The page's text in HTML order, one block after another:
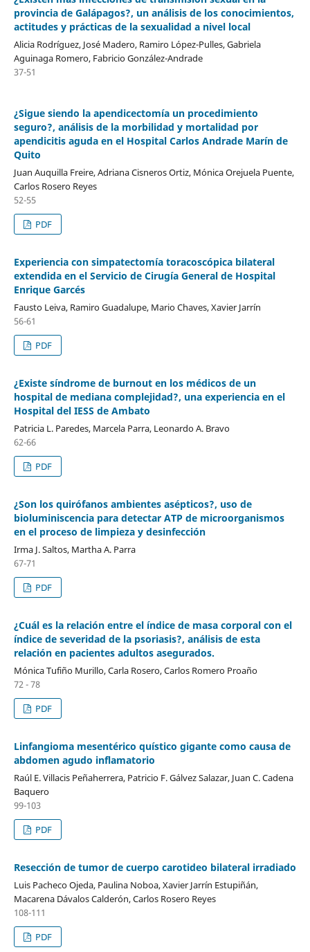
provincia de Galápagos?, un análisis de los conocimientos,
actitudes y prácticas de la sexualidad a nivel local
Alicia Rodríguez, José Madero, Ramiro López-Pulles, Gabriela
Aguinaga Romero, Fabricio González-Andrade
37-51
¿Sigue siendo la apendicectomía un procedimiento
seguro?, análisis de la morbilidad y mortalidad por
apendicitis aguda en el Hospital Carlos Andrade Marín de
Quito
Juan Auquilla Freire, Adriana Cisneros Ortiz, Mónica Orejuela Puente,
Carlos Rosero Reyes
52-55
PDF
Experiencia con simpatectomía toracoscópica bilateral
extendida en el Servicio de Cirugía General de Hospital
Enrique Garcés
Fausto Leiva, Ramiro Guadalupe, Mario Chaves, Xavier Jarrín
56-61
PDF
¿Existe síndrome de burnout en los médicos de un
hospital de mediana complejidad?, una experiencia en el
Hospital del IESS de Ambato
Patricia L. Paredes, Marcela Parra, Leonardo A. Bravo
62-66
PDF
¿Son los quirófanos ambientes asépticos?, uso de
bioluminiscencia para detectar ATP de microorganismos
en el proceso de limpieza y desinfección
Irma J. Saltos, Martha A. Parra
67-71
PDF
¿Cuál es la relación entre el índice de masa corporal con el
índice de severidad de la psoriasis?, análisis de esta
relación en pacientes adultos asegurados.
Mónica Tufiño Murillo, Carla Rosero, Carlos Romero Proaño
72 - 78
PDF
Linfangioma mesentérico quístico gigante como causa de
abdomen agudo inflamatorio
Raúl E. Villacis Peñaherrera, Patricio F. Gálvez Salazar, Juan C. Cadena
Baquero
99-103
PDF
Resección de tumor de cuerpo carotideo bilateral irradiado
Luis Pacheco Ojeda, Paulina Noboa, Xavier Jarrín Estupiñán,
Macarena Dávalos Calderón, Carlos Rosero Reyes
108-111
PDF